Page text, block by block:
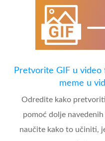
Pretvorite GIF u
meme u
Odredite kako
pomoć dolje
naučite kako to učiniti,